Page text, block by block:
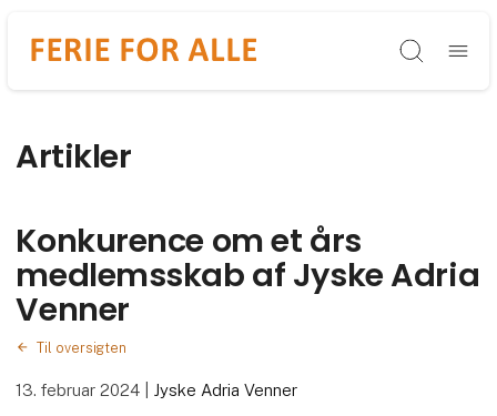
Søg
Artikler
Konkurence om et års
medlemsskab af Jyske Adria
Venner
Til oversigten
13. februar 2024 Jyske Adria Venner